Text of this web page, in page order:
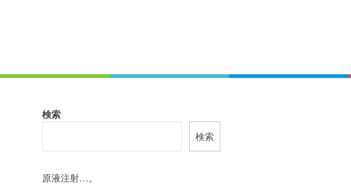
検索
検索
原液注射…。